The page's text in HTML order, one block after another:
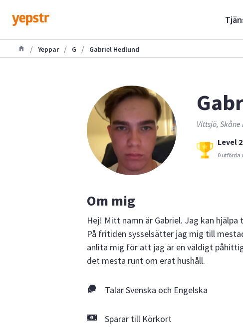
/ Yeppar / G / Gabriel Hedlund
Vittsjö, Skåne
Level 2
0 utförda
Om mig
Hej! Mitt namn är Gabriel. Jag kan
På fritiden sysselsätter jag mig till
anlita mig för att jag är en väldigt
det mesta runt om erat hushåll.
Talar Svenska och Engelska
Sparar till Körkort